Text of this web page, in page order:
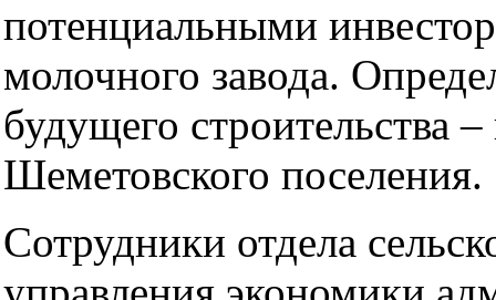
потенциальными
молочного завода.
будущего строительства
Шеметовского поселения.
Сотрудники отдела